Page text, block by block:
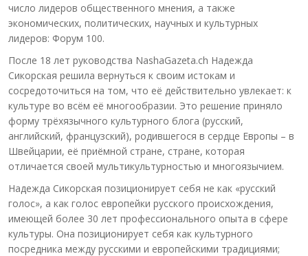
число лидеров общественного мнения, а также
экономических, политических, научных и культурных
лидеров: Форум 100.
После 18 лет руководства NashaGazeta.ch Надежда
Сикорская решила вернуться к своим истокам и
сосредоточиться на том, что её действительно увлекает: к
культуре во всём её многообразии. Это решение приняло
форму трёхязычного культурного блога (русский,
английский, французский), родившегося в сердце Европы – в
Швейцарии, её приёмной стране, стране, которая
отличается своей мультикультурностью и многоязычием.
Надежда Сикорская позиционирует себя не как «русский
голос», а как голос европейки русского происхождения,
имеющей более 30 лет профессионального опыта в сфере
культуры. Она позиционирует себя как культурного
посредника между русскими и европейскими традициями;